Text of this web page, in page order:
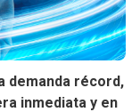
demanda récord,
inmediata y en